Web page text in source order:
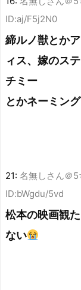
ID:aj/F5j2N0
締ルノ獣とか
ィス、嫁のス
チミー
とかネーミン
21: 名無しさん＠5
ID:bWgdu/5vd
松本の映画観
ない